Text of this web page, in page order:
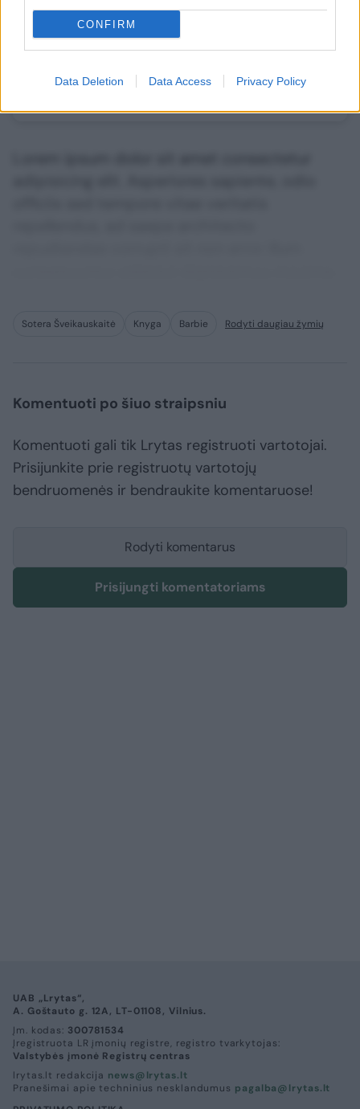
CONFIRM
Data Deletion Data Access Privacy Policy
Kiti prenumeratos planai
Sotera Šveikauskaitė Knyga Barbie Rodyti daugiau žymių
Komentuoti po šiuo straipsniu
Komentuoti gali tik Lrytas registruoti vartotojai.
Prisijunkite prie registruotų vartotojų
bendruomenės ir bendraukite komentaruose!
Rodyti komentarus
Prisijungti komentatoriams
UAB „Lrytas“,
A. Goštauto g. 12A, LT-01108, Vilnius.
Įm. kodas: 300781534
Įregistruota LR įmonių registre, registro tvarkytojas:
Valstybės įmonė Registrų centras
lrytas.lt redakcija news@lrytas.lt
Pranešimai apie techninius nesklandumus pagalba@lrytas.lt